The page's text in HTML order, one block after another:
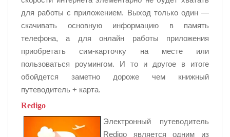
для работы с приложением. Выход только один —
скачивать основную информацию в память
телефона, а для онлайн работы приложения
приобретать сим-карточку на месте или
пользоваться роумингом. И то и другое в итоге
обойдется заметно дороже чем книжный
путеводитель + карта.
Redigo
Электронный путеводитель
Redigo является одним из